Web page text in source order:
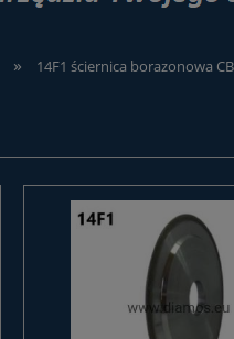
» 14F1 ściernica borazonowa